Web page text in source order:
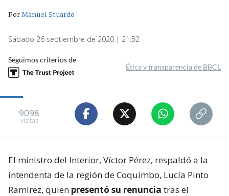
PorManuel Stuardo
Sábado 26 septiembre de 2020 | 21:52
Seguimos criterios de
Ética y transparencia de BBCL
9098
visitas
El ministro del Interior, Víctor Pérez, respaldó a la
intendenta de la región de Coquimbo, Lucía Pinto
Ramírez, quien presentó su renuncia tras el